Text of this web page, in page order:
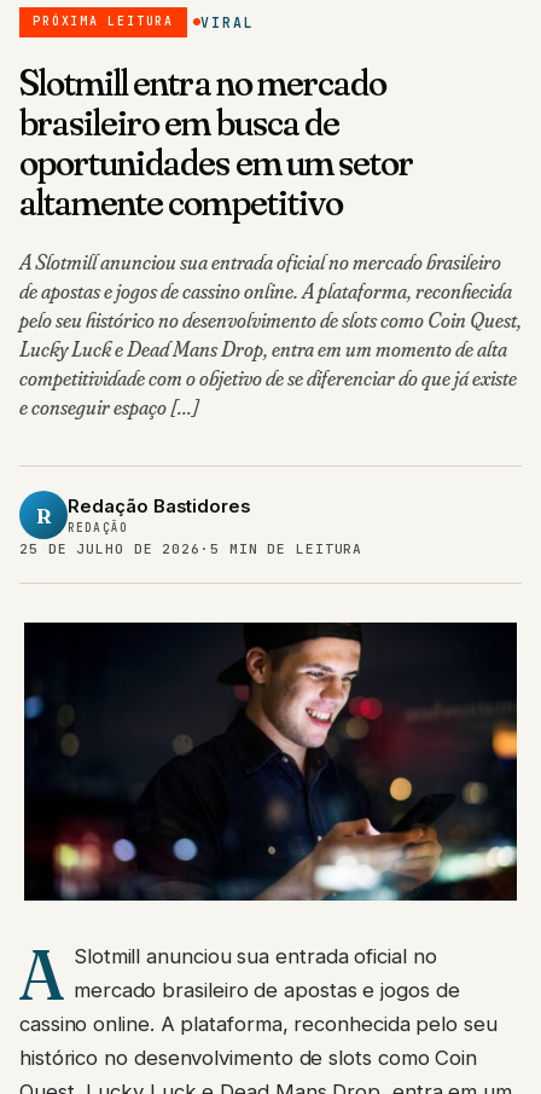
PRÓXIMA LEITURA VIRAL
Slotmill entra no mercado
brasileiro em busca de
oportunidades em um setor
altamente competitivo
A Slotmill anunciou sua entrada oficial no mercado brasileiro
de apostas e jogos de cassino online. A plataforma, reconhecida
pelo seu histórico no desenvolvimento de slots como Coin Quest,
Lucky Luck e Dead Mans Drop, entra em um momento de alta
competitividade com o objetivo de se diferenciar do que já existe
e conseguir espaço […]
R Redação Bastidores
REDAÇÃO
25 DE JULHO DE 2026 · 5 MIN DE LEITURA
A Slotmill anunciou sua entrada oficial no
mercado brasileiro de apostas e jogos de
cassino online. A plataforma, reconhecida pelo seu
histórico no desenvolvimento de slots como Coin